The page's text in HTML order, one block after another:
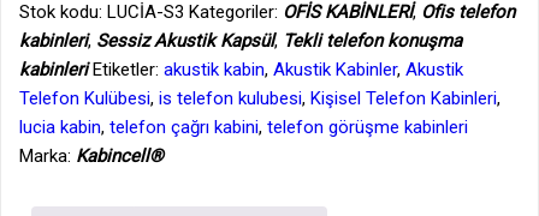
Kabini
adet
Stok kodu: LUCİA-S3 Kategoriler: OFİS KABİNLERİ, Ofis telefon
kabinleri, Sessiz Akustik Kapsül, Tekli telefon konuşma
kabinleri Etiketler: akustik kabin, Akustik Kabinler, Akustik
Telefon Kulübesi, is telefon kulubesi, Kişisel Telefon Kabinleri,
lucia kabin, telefon çağrı kabini, telefon görüşme kabinleri
Marka: Kabincell®